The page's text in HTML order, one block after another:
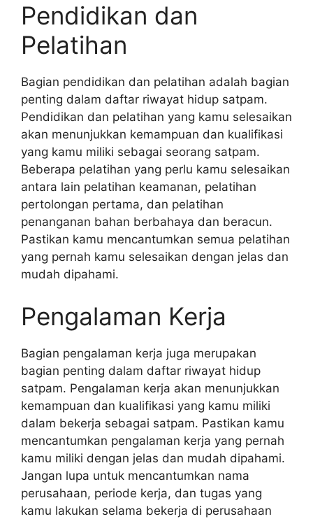
Pendidikan dan
Pelatihan
Bagian pendidikan dan pelatihan adalah bagian
penting dalam daftar riwayat hidup satpam.
Pendidikan dan pelatihan yang kamu selesaikan
akan menunjukkan kemampuan dan kualifikasi
yang kamu miliki sebagai seorang satpam.
Beberapa pelatihan yang perlu kamu selesaikan
antara lain pelatihan keamanan, pelatihan
pertolongan pertama, dan pelatihan
penanganan bahan berbahaya dan beracun.
Pastikan kamu mencantumkan semua pelatihan
yang pernah kamu selesaikan dengan jelas dan
mudah dipahami.
Pengalaman Kerja
Bagian pengalaman kerja juga merupakan
bagian penting dalam daftar riwayat hidup
satpam. Pengalaman kerja akan menunjukkan
kemampuan dan kualifikasi yang kamu miliki
dalam bekerja sebagai satpam. Pastikan kamu
mencantumkan pengalaman kerja yang pernah
kamu miliki dengan jelas dan mudah dipahami.
Jangan lupa untuk mencantumkan nama
perusahaan, periode kerja, dan tugas yang
kamu lakukan selama bekerja di perusahaan